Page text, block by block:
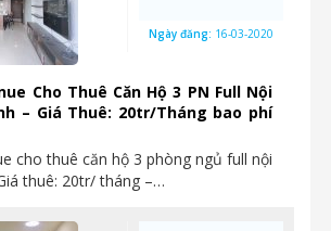
Cho Thuê Căn Hộ 3 PN Full Nội
– Giá Thuê: 20tr/Tháng bao phí
cho thuê căn hộ 3 phòng ngủ full nội
thuê: 20tr/ tháng –…
Ngày đăng: 16-03-2020